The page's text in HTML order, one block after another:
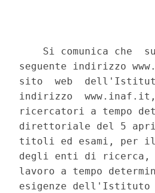
Si comunica che
seguente indirizzo
sito  web
indirizzo
ricercatori a tempo
direttoriale del 5
titoli ed esami, per il
degli enti di
lavoro a tempo
esigenze dell'Istituto